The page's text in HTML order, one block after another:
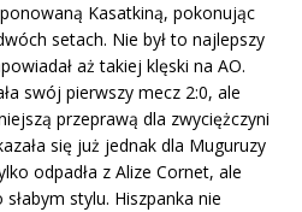
Kasatkiną, pokonując
setach. Nie był to najlepszy
aż takiej klęski na AO.
swój pierwszy mecz 2:0, ale
przeprawą dla zwyciężczyni
się już jednak dla Muguruzy
odpadła z Alize Cornet, ale
stylu. Hiszpanka nie